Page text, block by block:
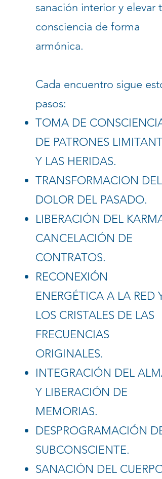
sanación interior y elevar tu
consciencia de forma
armónica.
Cada encuentro sigue
pasos:
TOMA DE CONSCIENCIA
DE PATRONES
Y LAS HERIDAS.
TRANSFORMACION DEL
DOLOR DEL PASADO.
LIBERACIÓN DEL KARMA
CANCELACIÓN DE
CONTRATOS.
RECONEXIÓN
ENERGÉTICA A LA RED Y
LOS CRISTALES DE LAS
FRECUENCIAS
ORIGINALES.
INTEGRACIÓN DEL ALMA
Y LIBERACIÓN DE
MEMORIAS.
DESPROGRAMACIÓN
SUBCONSCIENTE.
SANACIÓN DEL CUERPO